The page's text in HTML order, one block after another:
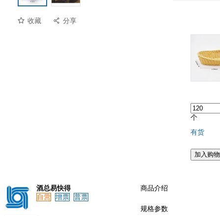
收藏 分享
个
有货
加入购
酒总易快得
自营
增票 普票
商品介绍
规格参数